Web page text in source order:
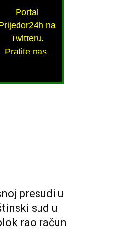
Portal
na
Twitteru.
Pratite nas.
presudi u
sud u
račun